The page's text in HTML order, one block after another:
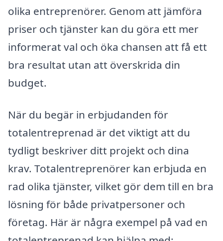
olika entreprenörer. Genom att jämföra
priser och tjänster kan du göra ett mer
informerat val och öka chansen att få ett
bra resultat utan att överskrida din
budget.
När du begär in erbjudanden för
totalentreprenad är det viktigt att du
tydligt beskriver ditt projekt och dina
krav. Totalentreprenörer kan erbjuda en
rad olika tjänster, vilket gör dem till en bra
lösning för både privatpersoner och
företag. Här är några exempel på vad en